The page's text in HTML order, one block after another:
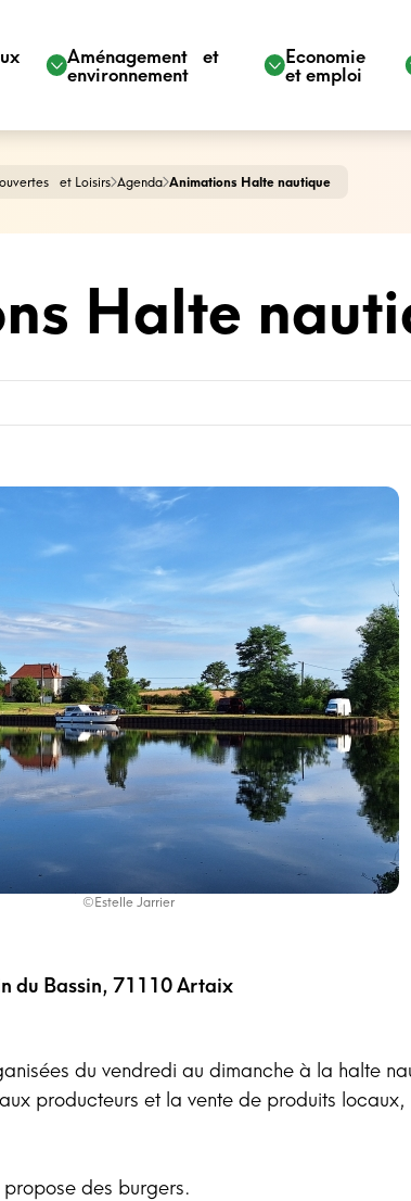
Aménagement et
environnement
Economie
et emploi
et Loisirs Agenda Animations Halte nautique
Halte
©Estelle Jarrier
du Bassin, 71110 Artaix
du vendredi au dimanche à la halte
producteurs et la vente de produits locaux,
des burgers.